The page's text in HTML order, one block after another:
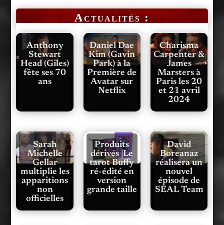
Actualités :
Anthony
Stewart
Head (Giles)
fête ses 70
ans
Daniel Dae
Kim (Gavin
Park) à la
Première de
Avatar sur
Netflix
Charisma
Carpenter &
James
Marsters à
Paris les 20
et 21 avril
2024
Sarah
Michelle
Gellar
multiplie les
apparitions
non
officielles
Produits
dérivés |Le
tarot Buffy
ré-édité en
version
grande taille
David
Boreanaz
réalisera un
nouvel
épisode de
SEAL Team